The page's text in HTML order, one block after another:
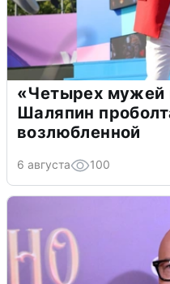
«Четырех мужей
Шаляпин
возлюбленной
6 августа 100